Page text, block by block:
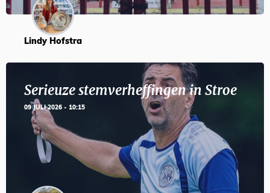
Lindy Hofstra
Serieuze stemverheffingen in Stroe
09 JULI 2026 - 10:15